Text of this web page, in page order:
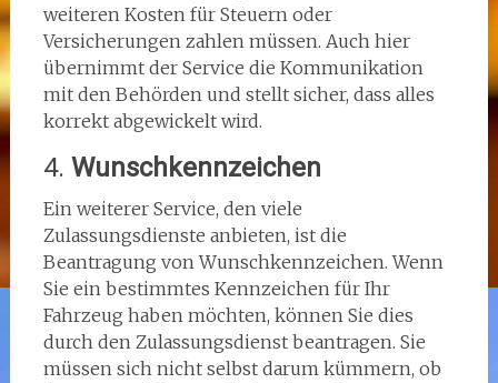
weiteren Kosten für Steuern oder
Versicherungen zahlen müssen. Auch hier
übernimmt der Service die Kommunikation
mit den Behörden und stellt sicher, dass alles
korrekt abgewickelt wird.
4. Wunschkennzeichen
Ein weiterer Service, den viele
Zulassungsdienste anbieten, ist die
Beantragung von Wunschkennzeichen. Wenn
Sie ein bestimmtes Kennzeichen für Ihr
Fahrzeug haben möchten, können Sie dies
durch den Zulassungsdienst beantragen. Sie
müssen sich nicht selbst darum kümmern, ob